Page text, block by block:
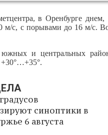
в Оренбурге
м/с, с порывами до 16 м/с.
и центральных
+30°…+35°.
синоптики в
6 августа